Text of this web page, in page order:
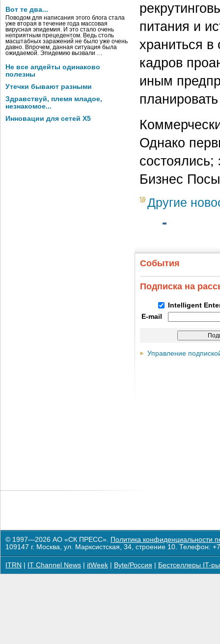
Вот те два...
Поводом для написания этого блога стала
уже вторая в течение года массовая
вирусная эпидемия. И это стало очень
неприятным прецедентом. Ведь столь
масштабных заражений не было уже очень
давно. Впрочем, данная ситуация была
ожидаемой. Эпидемию вызвали …
Не все апдейты одинаково
полезны
Утечки бывают разными
Здравствуй, племя младое,
незнакомое...
Инновации для сетей X5
питания и
храниться в
кадров
иным
Однако
Бизнес
Другие
События
Подписка на
Intelligent
E-mail
Управление
© 1997—2026 АО «СК ПРЕСС». Политика конфиденциальности
109147 г. Москва, ул. Марксистская, 34, строение 10. Телефон:
ITRN IT Channel News itWeek Byte/Россия Бестселлеры IT-